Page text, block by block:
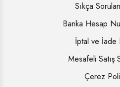
Sıkça
Banka Hesap
İptal ve İade
Mesafeli Satış
Çerez